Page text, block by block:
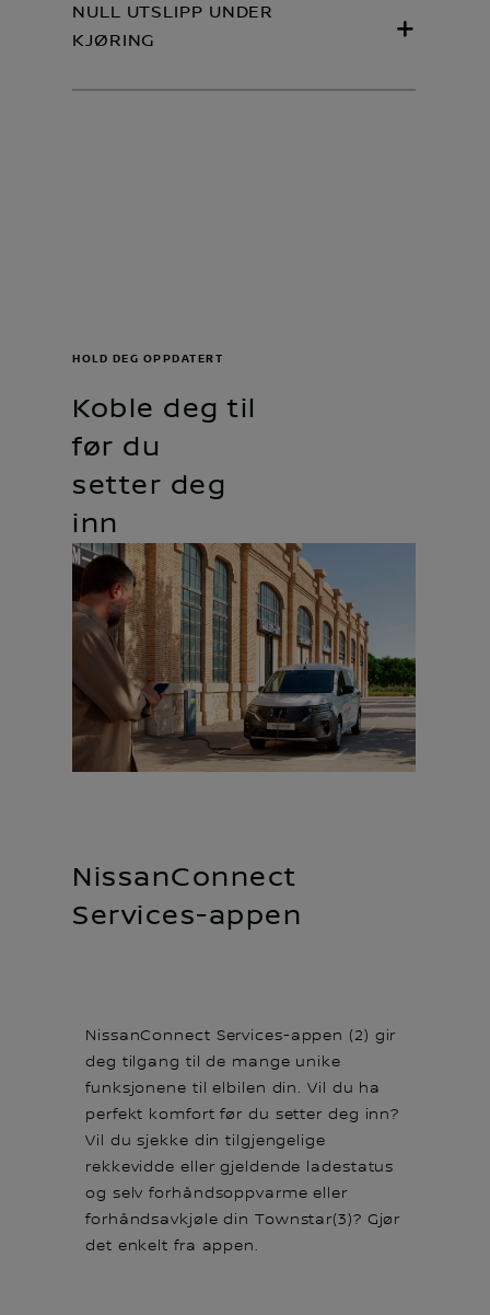
NULL UTSLIPP UNDER
KJØRING
Koble deg til
før du
setter deg
inn
HOLD DEG OPPDATERT
NissanConnect
Services-appen
NissanConnect Services-appen (2) gir
deg tilgang til de mange unike
funksjonene til elbilen din. Vil du ha
perfekt komfort før du setter deg inn?
Vil du sjekke din tilgjengelige
rekkevidde eller gjeldende ladestatus
og selv forhåndsoppvarme eller
forhåndsavkjøle din Townstar(3)? Gjør
det enkelt fra appen.